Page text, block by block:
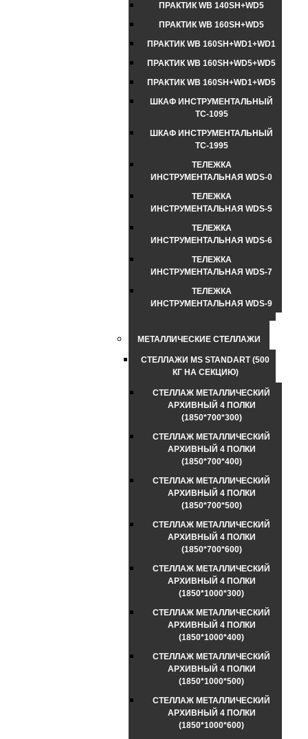
ПРАКТИК WB 140SH+WD5
ПРАКТИК WB 160SH+WD5
ПРАКТИК WB 160SH+WD1+WD1
ПРАКТИК WB 160SH+WD5+WD5
ПРАКТИК WB 160SH+WD1+WD5
ШКАФ ИНСТРУМЕНТАЛЬНЫЙ
TC-1095
ШКАФ ИНСТРУМЕНТАЛЬНЫЙ
TC-1995
ТЕЛЕЖКА
ИНСТРУМЕНТАЛЬНАЯ WDS-0
ТЕЛЕЖКА
ИНСТРУМЕНТАЛЬНАЯ WDS-5
ТЕЛЕЖКА
ИНСТРУМЕНТАЛЬНАЯ WDS-6
ТЕЛЕЖКА
ИНСТРУМЕНТАЛЬНАЯ WDS-7
ТЕЛЕЖКА
ИНСТРУМЕНТАЛЬНАЯ WDS-9
МЕТАЛЛИЧЕСКИЕ СТЕЛЛАЖИ
СТЕЛЛАЖИ MS STANDART (500
КГ НА СЕКЦИЮ)
СТЕЛЛАЖ МЕТАЛЛИЧЕСКИЙ
АРХИВНЫЙ 4 ПОЛКИ
(1850*700*300)
СТЕЛЛАЖ МЕТАЛЛИЧЕСКИЙ
АРХИВНЫЙ 4 ПОЛКИ
(1850*700*400)
СТЕЛЛАЖ МЕТАЛЛИЧЕСКИЙ
АРХИВНЫЙ 4 ПОЛКИ
(1850*700*500)
СТЕЛЛАЖ МЕТАЛЛИЧЕСКИЙ
АРХИВНЫЙ 4 ПОЛКИ
(1850*700*600)
СТЕЛЛАЖ МЕТАЛЛИЧЕСКИЙ
АРХИВНЫЙ 4 ПОЛКИ
(1850*1000*300)
СТЕЛЛАЖ МЕТАЛЛИЧЕСКИЙ
АРХИВНЫЙ 4 ПОЛКИ
(1850*1000*400)
СТЕЛЛАЖ МЕТАЛЛИЧЕСКИЙ
АРХИВНЫЙ 4 ПОЛКИ
(1850*1000*500)
СТЕЛЛАЖ МЕТАЛЛИЧЕСКИЙ
АРХИВНЫЙ 4 ПОЛКИ
(1850*1000*600)